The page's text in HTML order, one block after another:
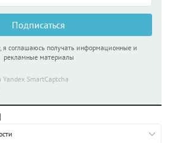
Подписаться
я соглашаюсь получать информационные и
рекламные материалы
SmartCaptcha